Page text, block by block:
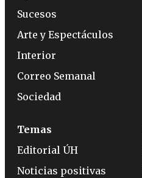
Sucesos
Arte y Espectáculos
Interior
Correo Semanal
Sociedad
Temas
Editorial ÚH
Noticias positivas